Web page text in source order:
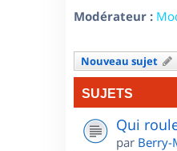
Modérateur :
Nouveau sujet
SUJETS
Qui
par Berry-